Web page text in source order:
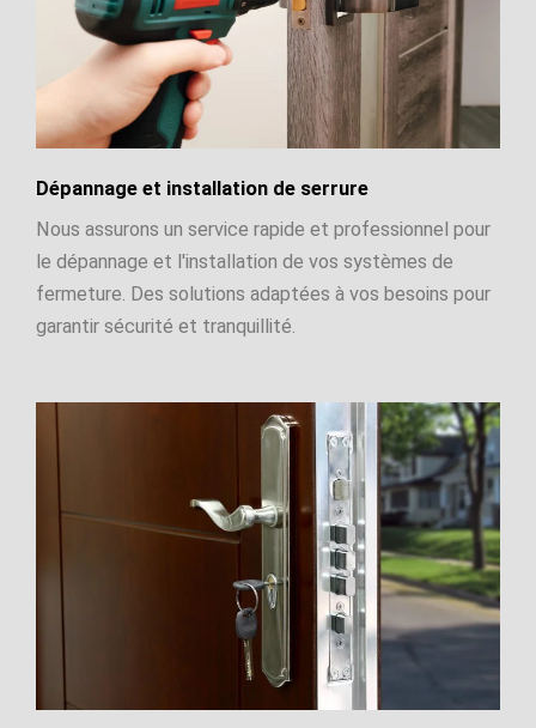
Dépannage et installation de serrure
Nous assurons un service rapide et professionnel pour
le dépannage et l'installation de vos systèmes de
fermeture. Des solutions adaptées à vos besoins pour
garantir sécurité et tranquillité.